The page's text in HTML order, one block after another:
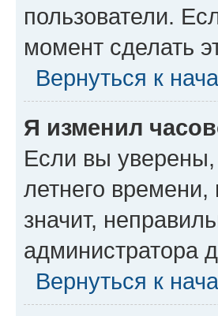
пользователи.
момент сделать
Вернуться к
Я изменил
Если вы уверены,
летнего
значит,
администратора
Вернуться к